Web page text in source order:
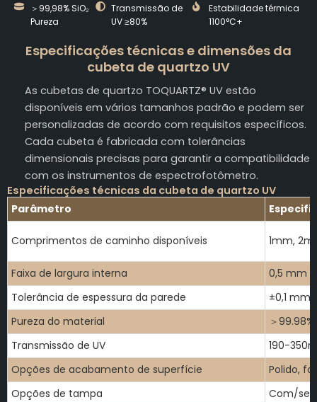
＞99,98% SiO₂
Pureza
Transmissão de
UV ≥80%
Estabilidade térmica
1100°C+
Especificações técnicas e dimensões da
cubeta de quartzo UV
As cubetas de quartzo TOQUARTZ® UV estão
disponíveis em vários tamanhos padrão e podem ser
personalizadas de acordo com requisitos específicos.
Cada cubeta é fabricada com tolerâncias
dimensionais precisas para garantir a compatibilidade
com os instrumentos de espectrofotômetro.
Especificações técnicas da cubeta de quartzo UV
Parâmetro
Comprimentos de caminho disponíveis 1mm,
Faixa de largura interna
0,5 mm -
Tolerância de espessura da parede
±0,1 mm
Pureza do material
＞99.98%
Transmissão de UV
190-
Opções de acabamento de superfície
Polido,
Opções de tampa
Com/